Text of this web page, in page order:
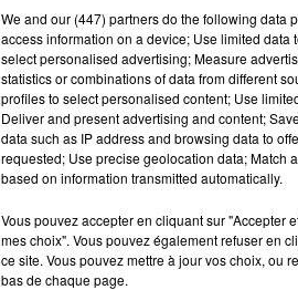
We and our (447) partnersdo the following data
access information on a device; Use limited
select personalised advertising; Measure
statistics or combinations of data from different
profiles to select personalised content; Use
Deliver and present advertising and content;
data such as IP address and browsing data to
requested; Use precise geolocation data; Match
based on information transmitted automatically.
Vous pouvez accepter en cliquant sur "Accepter
mes choix". Vous pouvez également refuser en
ce site. Vous pouvez mettre à jour vos choix, ou
bas de chaque page.